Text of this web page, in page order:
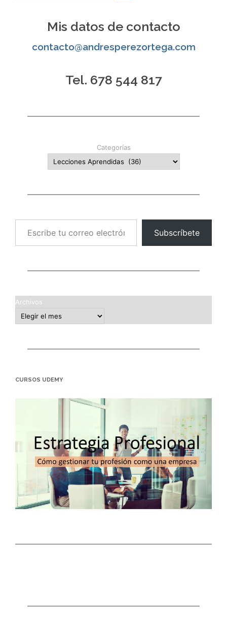
Mis datos de contacto
contacto@andresperezortega.com
Tel. 678 544 817
Categorías
Escribe tu correo electrónico…
Subscríbete
Archivos
CURSOS UDEMY